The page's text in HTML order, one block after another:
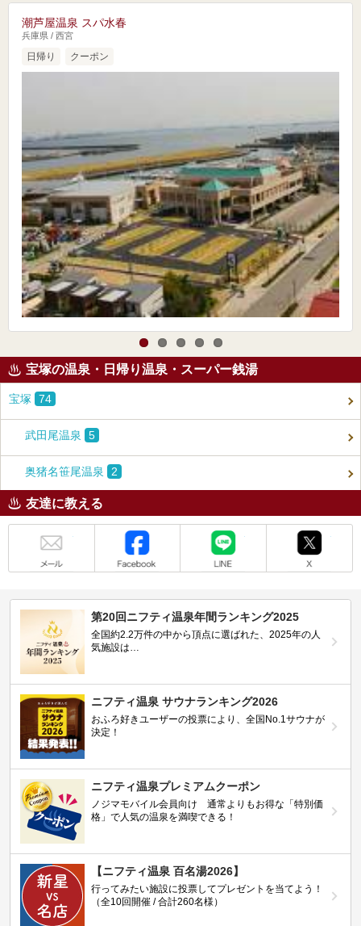
潮芦屋温泉 スパ水春
兵庫県 / 西宮
日帰り クーポン
宝塚の温泉・日帰り温泉・スーパー銭湯
宝塚 74
武田尾温泉 5
奥猪名笹尾温泉 2
友達に教える
第20回ニフティ温泉年間ランキング2025
全国約2.2万件の中から頂点に選ばれた、2025年の人
気施設は…
ニフティ温泉 サウナランキング2026
おふろ好きユーザーの投票により、全国No.1サウナが
決定！
ニフティ温泉プレミアムクーポン
ノジマモバイル会員向け 通常よりもお得な「特別価
格」で人気の温泉を満喫できる！
【ニフティ温泉 百名湯2026】
行ってみたい施設に投票してプレゼントを当てよう！
（全10回開催 / 合計260名様）